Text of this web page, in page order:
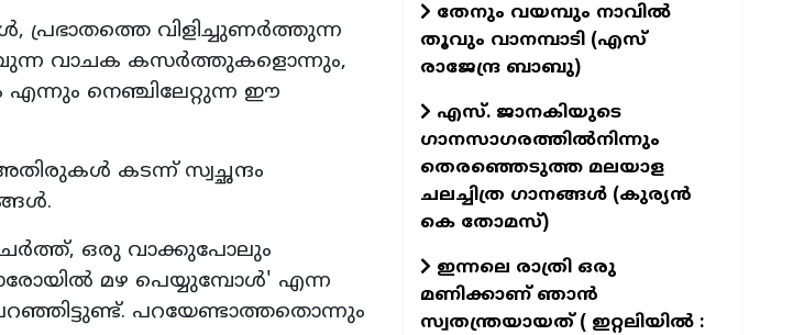
പ്രഭാതത്തെ വിളിച്ചുണര്‍ത്തുന്ന
വാചക കസര്‍ത്തുകളൊന്നും,
എന്നും നെഞ്ചിലേറ്റുന്ന ഈ
കടന്ന് സ്വച്ഛന്ദം
ചേര്‍ത്ത്, ഒരു വാക്കുപോലും
മഴ പെയ്യുമ്പോള്‍' എന്ന
പറയേണ്ടാത്തതൊന്നും
തേനും വയമ്പും നാവിൽ
തൂവും വാനമ്പാടി (എസ്
രാജേന്ദ്ര ബാബു)
എസ്. ജാനകിയുടെ
ഗാനസാഗരത്തിൽനിന്നും
തെരഞ്ഞെടുത്ത മലയാള
ചലച്ചിത്ര ഗാനങ്ങൾ (കുര്യൻ
കെ തോമസ്)
ഇന്നലെ രാത്രി ഒരു
മണിക്കാണ് ഞാൻ
സ്വതന്ത്രയായത് ( ഇറ്റലിയിൽ :